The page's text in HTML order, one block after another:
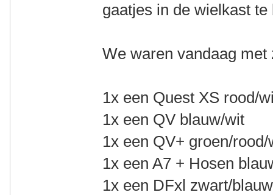
gaatjes in de wielkast te
We waren vandaag met
1x een Quest XS rood/
1x een QV blauw/wit
1x een QV+ groen/rood/
1x een A7 + Hosen
1x een DFxl zwart/blauw